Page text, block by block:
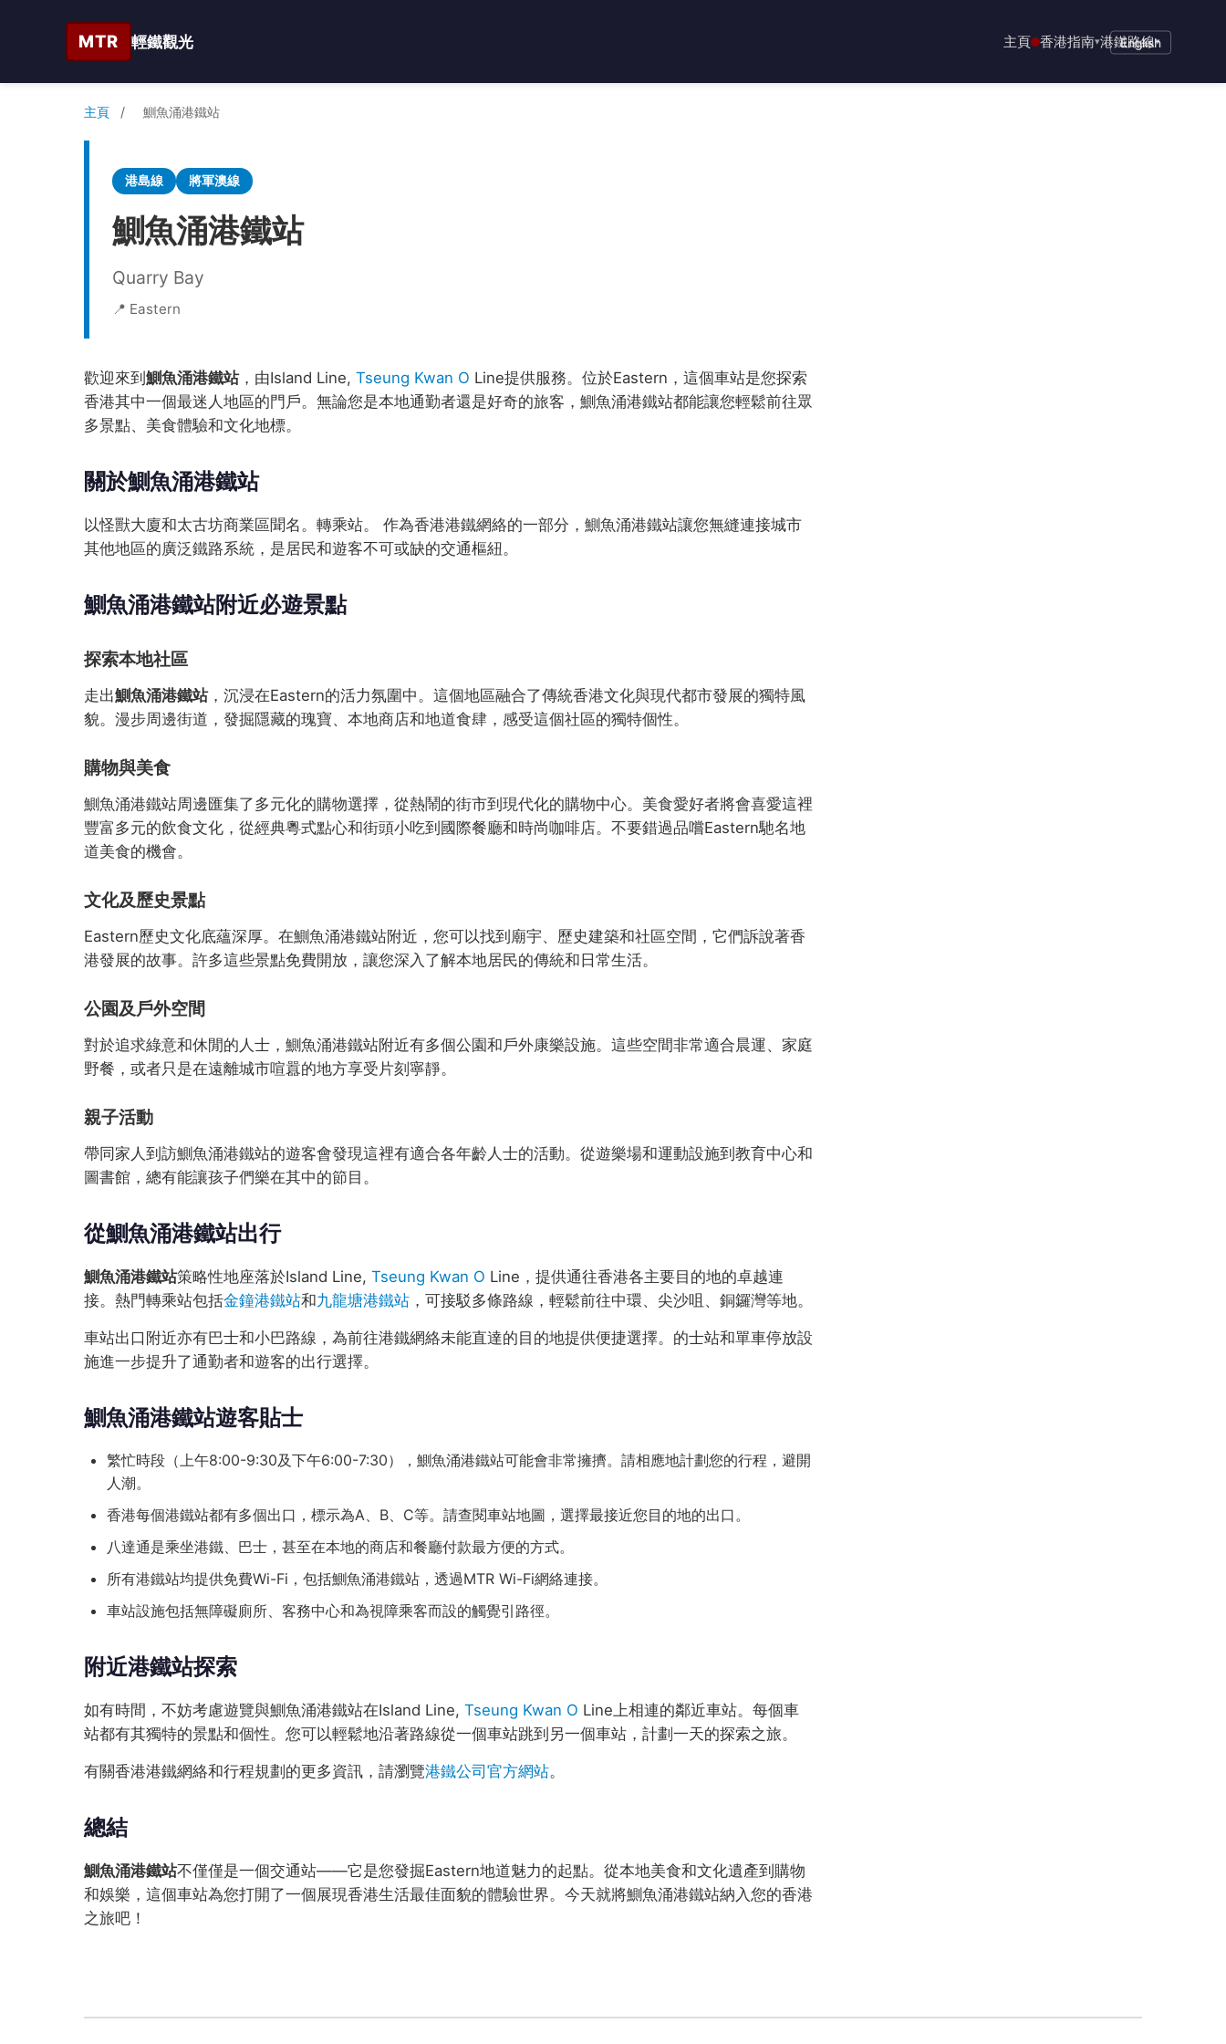
MTR 輕鐵觀光 主頁 香港指南▾港鐵路線▾
English
主頁 / 鰂魚涌港鐵站
港島線 將軍澳線
鰂魚涌港鐵站
Quarry Bay
📍 Eastern
歡迎來到 鰂魚涌港鐵站，由Island Line, Tseung Kwan O Line提供服務。位於Eastern，這個車站是您探索
香港其中一個最迷人地區的門戶。無論您是本地通勤者還是好奇的旅客，鰂魚涌港鐵站都能讓您輕鬆前往眾
多景點、美食體驗和文化地標。
關於鰂魚涌港鐵站
以怪獸大廈和太古坊商業區聞名。轉乘站。 作為香港港鐵網絡的一部分，鰂魚涌港鐵站讓您無縫連接城市
其他地區的廣泛鐵路系統，是居民和遊客不可或缺的交通樞紐。
鰂魚涌港鐵站附近必遊景點
探索本地社區
走出鰂魚涌港鐵站，沉浸在Eastern的活力氛圍中。這個地區融合了傳統香港文化與現代都市發展的獨特風
貌。漫步周邊街道，發掘隱藏的瑰寶、本地商店和地道食肆，感受這個社區的獨特個性。
購物與美食
鰂魚涌港鐵站周邊匯集了多元化的購物選擇，從熱鬧的街市到現代化的購物中心。美食愛好者將會喜愛這裡
豐富多元的飲食文化，從經典粵式點心和街頭小吃到國際餐廳和時尚咖啡店。不要錯過品嚐Eastern馳名地
道美食的機會。
文化及歷史景點
Eastern歷史文化底蘊深厚。在鰂魚涌港鐵站附近，您可以找到廟宇、歷史建築和社區空間，它們訴說著香
港發展的故事。許多這些景點免費開放，讓您深入了解本地居民的傳統和日常生活。
公園及戶外空間
對於追求綠意和休閒的人士，鰂魚涌港鐵站附近有多個公園和戶外康樂設施。這些空間非常適合晨運、家庭
野餐，或者只是在遠離城市喧囂的地方享受片刻寧靜。
親子活動
帶同家人到訪鰂魚涌港鐵站的遊客會發現這裡有適合各年齡人士的活動。從遊樂場和運動設施到教育中心和
圖書館，總有能讓孩子們樂在其中的節目。
從鰂魚涌港鐵站出行
鰂魚涌港鐵站策略性地座落於Island Line, Tseung Kwan O Line，提供通往香港各主要目的地的卓越連
接。熱門轉乘站包括金鐘港鐵站和九龍塘港鐵站 ，可接駁多條路線，輕鬆前往中環、尖沙咀、銅鑼灣等地。
車站出口附近亦有巴士和小巴路線，為前往港鐵網絡未能直達的目的地提供便捷選擇。的士站和單車停放設
施進一步提升了通勤者和遊客的出行選擇。
鰂魚涌港鐵站遊客貼士
繁忙時段（上午8:00-9:30及下午6:00-7:30），鰂魚涌港鐵站可能會非常擁擠。請相應地計劃您的行程，避開
人潮。
香港每個港鐵站都有多個出口，標示為A、B、C等。請查閱車站地圖，選擇最接近您目的地的出口。
八達通是乘坐港鐵、巴士，甚至在本地的商店和餐廳付款最方便的方式。
所有港鐵站均提供免費Wi-Fi，包括鰂魚涌港鐵站，透過MTR Wi-Fi網絡連接。
車站設施包括無障礙廁所、客務中心和為視障乘客而設的觸覺引路徑。
附近港鐵站探索
如有時間，不妨考慮遊覽與鰂魚涌港鐵站在Island Line, Tseung Kwan O Line上相連的鄰近車站。每個車
站都有其獨特的景點和個性。您可以輕鬆地沿著路線從一個車站跳到另一個車站，計劃一天的探索之旅。
有關香港港鐵網絡和行程規劃的更多資訊，請瀏覽港鐵公司官方網站。
總結
鰂魚涌港鐵站不僅僅是一個交通站——它是您發掘Eastern地道魅力的起點。從本地美食和文化遺產到購物
和娛樂，這個車站為您打開了一個展現香港生活最佳面貌的體驗世界。今天就將鰂魚涌港鐵站納入您的香港
之旅吧！